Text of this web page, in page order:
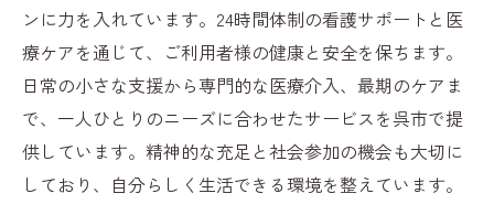
ンに力を入れています。24時間体制の看護サポートと医
療ケアを通じて、ご利用者様の健康と安全を保ちます。
日常の小さな支援から専門的な医療介入、最期のケアま
で、一人ひとりのニーズに合わせたサービスを呉市で提
供しています。精神的な充足と社会参加の機会も大切に
しており、自分らしく生活できる環境を整えています。